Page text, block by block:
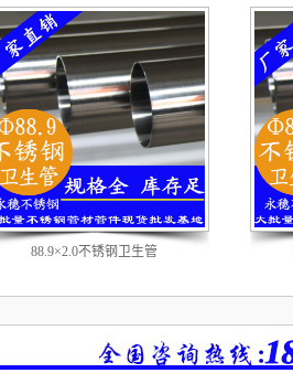
88.9×2.0不锈钢卫生管